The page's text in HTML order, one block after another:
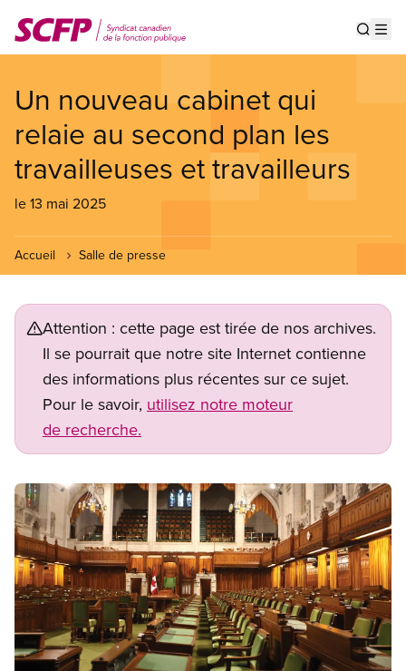
au
contenu
Un nouveau cabinet qui
relaie au second plan les
travailleuses et travailleurs
le 13 mai 2025
Accueil Salle de presse
Attention : cette page est tirée de nos archives.
Il se pourrait que notre site Internet contienne
des informations plus récentes sur ce sujet.
Pour le savoir, utilisez notre moteur
de recherche.
Image